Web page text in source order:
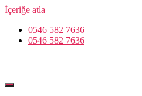
İçeriğe atla
0546 582 7636
0546 582 7636